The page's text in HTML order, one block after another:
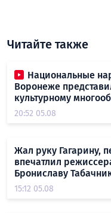
Читайте также
Национальные
Воронеже
культурному
20:52 05.08
Жал руку Гагарину,
впечатлил
Брониславу
15:12 05.08